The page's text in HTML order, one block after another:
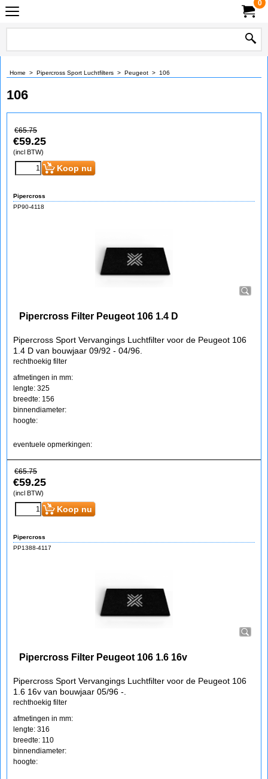
0
Home > Pipercross Sport Luchtfilters > Peugeot > 106
106
€65.75
€59.25
(incl BTW)
Koop nu
Pipercross
PP90-4118
Pipercross Filter Peugeot 106 1.4 D
Pipercross Sport Vervangings Luchtfilter voor de Peugeot 106
1.4 D van bouwjaar 09/92 - 04/96.
rechthoekig filter
afmetingen in mm:
lengte: 325
breedte: 156
binnendiameter:
hoogte:
eventuele opmerkingen:
€65.75
€59.25
(incl BTW)
Koop nu
Pipercross
PP1388-4117
Pipercross Filter Peugeot 106 1.6 16v
Pipercross Sport Vervangings Luchtfilter voor de Peugeot 106
1.6 16v van bouwjaar 05/96 -.
rechthoekig filter
afmetingen in mm:
lengte: 316
breedte: 110
binnendiameter:
hoogte: